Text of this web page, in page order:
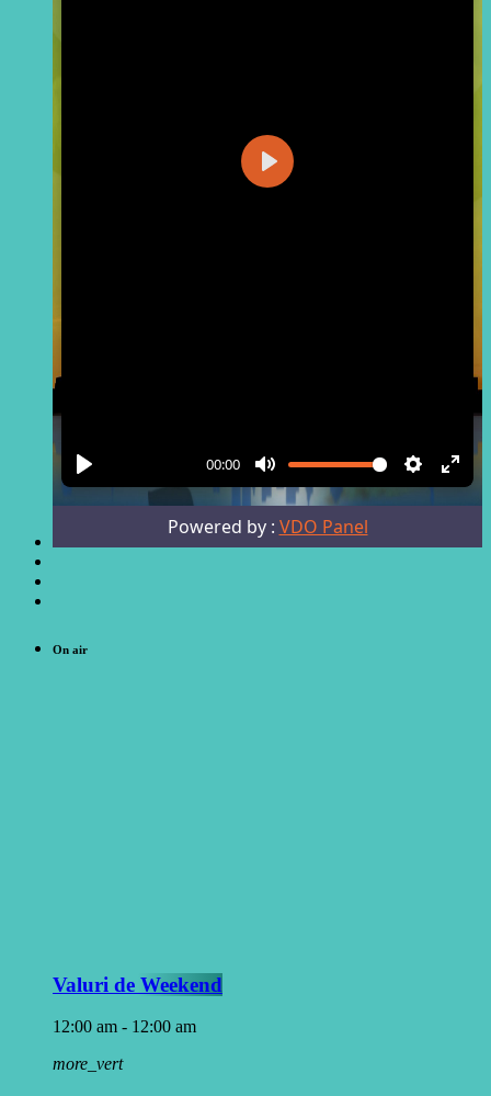
On air
Valuri de Weekend
12:00 am - 12:00 am
more_vert